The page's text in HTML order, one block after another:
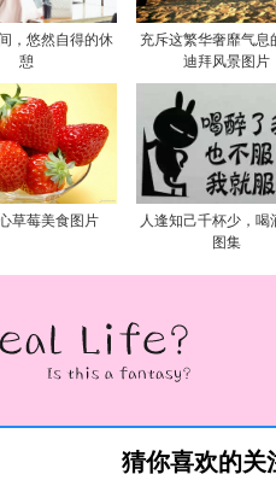
，悠然自得的休
憩
充斥这繁华奢靡气息
迪拜风景图片
草莓美食图片
人逢知己千杯少，喝
图集
猜你喜欢的关